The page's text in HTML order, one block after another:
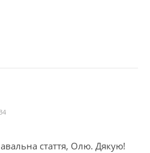
стаття, Олю. Дякую!